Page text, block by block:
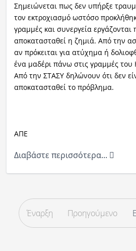
Σημειώνεται πως δεν υπήρξε
τον εκτροχιασμό ωστόσο
γραμμές και συνεργεία εργάζονται
αποκατασταθεί η ζημιά. Από την
αν πρόκειται για ατύχημα ή
ένα μαδέρι πάνω στις γραμμές
Από την ΣΤΑΣΥ δηλώνουν ότι δεν
αποκατασταθεί το πρόβλημα.
ΑΠΕ
Διαβάστε περισσότερα...
Έναρξη Προηγούμενο